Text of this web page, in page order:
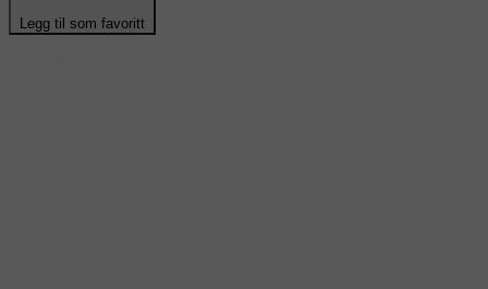
Legg til som favoritt